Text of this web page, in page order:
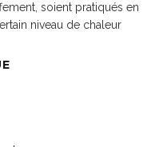
soient pratiqués en
niveau de chaleur